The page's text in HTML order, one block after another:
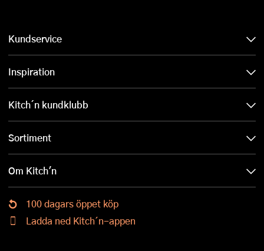
Kundservice
Inspiration
Kitch´n kundklubb
Sortiment
Om Kitch'n
100 dagars öppet köp
Ladda ned Kitch´n-appen